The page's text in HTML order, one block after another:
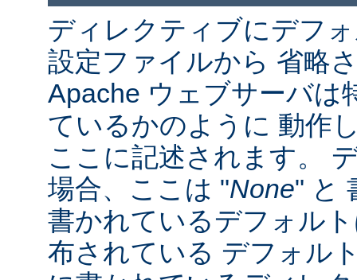
ディレクティブにデフ
設定ファイルから 省略
Apache ウェブサーバは
ているかのように 動作
ここに記述されます。
場合、ここは "None" と
書かれているデフォル
布されている デフォル